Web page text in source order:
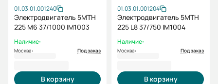
01.03.01.001240
Электродвигатель 5MTH
225 М6 37/1000 IM1003
Наличие:
Москва: Под заказ
В корзину
01.03.01.001204
Электродвигатель 5МТН
225 L8 37/750 IM1004
Наличие:
Москва: Под заказ
В корзину